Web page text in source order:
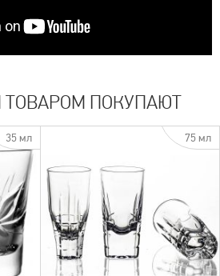
ТОВАРОМ ПОКУПАЮТ
35 мл 75 мл